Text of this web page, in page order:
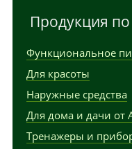
Продукция
Функциональное
Для красоты
Наружные средства
Для дома и дачи от
Тренажеры и